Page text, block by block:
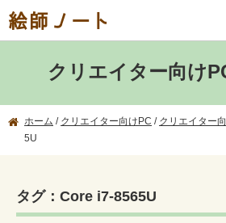
絵師ノート
クリエイター向け
ホーム / クリエイター向けPC / クリエイター
5U
タグ：Core i7-8565U